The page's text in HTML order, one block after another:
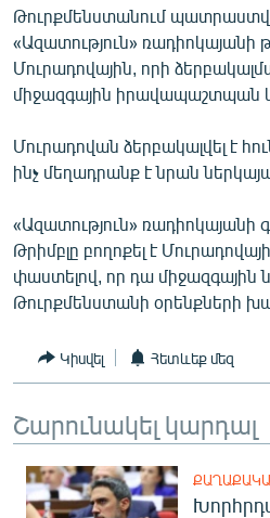
ՊԱՏԵՐԱԶՄԻ 6 ՇԱԲԱԹՆԵՐԸ
ՏԱՐԱԾԱՇՐՋԱՆ
ՄԻՋԱԶԳԱՅԻՆ
ՄՇԱԿՈՒՅԹ
ՍՊՈՐՏ
ՄԵԿՆԱԲԱՆՈՒԹՅՈՒՆ
ՏՏ ԵՒ ԻՆՏԵՐՆԵՏ
ԿՈՐՈՆԱՎԻՐՈՒՍ
ՏԵՍԱՆՅՈՒԹԵՐ
ԲԱՆԱՎԵՃ
ՓՈԴՔԱՍԹ
Թուրքմենստանում
«Ազատություն» ռադիոկայանի
Մուրադովային, որի
միջազգային իրավապաշտպան
Մուրադովան ձերբակալվել է
ինչ մեղադրանք է նրան
«Ազատություն»
Թրիմբլը բողոքել է
փաստելով, որ դա միջազգային
Թուրքմենստանի օրենքների
Կիսվել Հետևեք մեզ
Շարունակել կարդալ